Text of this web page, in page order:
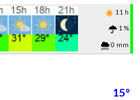
11 h
1 %
0 mm
15°